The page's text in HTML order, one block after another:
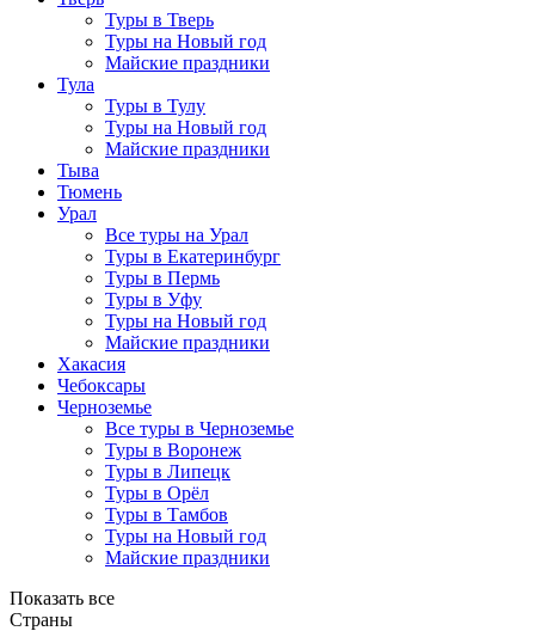
Туры в Тверь
Туры на Новый год
Майские праздники
Тула
Туры в Тулу
Туры на Новый год
Майские праздники
Тыва
Тюмень
Урал
Все туры на Урал
Туры в Екатеринбург
Туры в Пермь
Туры в Уфу
Туры на Новый год
Майские праздники
Хакасия
Чебоксары
Черноземье
Все туры в Черноземье
Туры в Воронеж
Туры в Липецк
Туры в Орёл
Туры в Тамбов
Туры на Новый год
Майские праздники
Показать все
Страны